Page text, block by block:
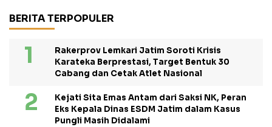
BERITA TERPOPULER
Rakerprov Lemkari Jatim Soroti Krisis
Karateka Berprestasi, Target Bentuk 30
Cabang dan Cetak Atlet Nasional
Kejati Sita Emas Antam dari Saksi NK, Peran
Eks Kepala Dinas ESDM Jatim dalam Kasus
Pungli Masih Didalami